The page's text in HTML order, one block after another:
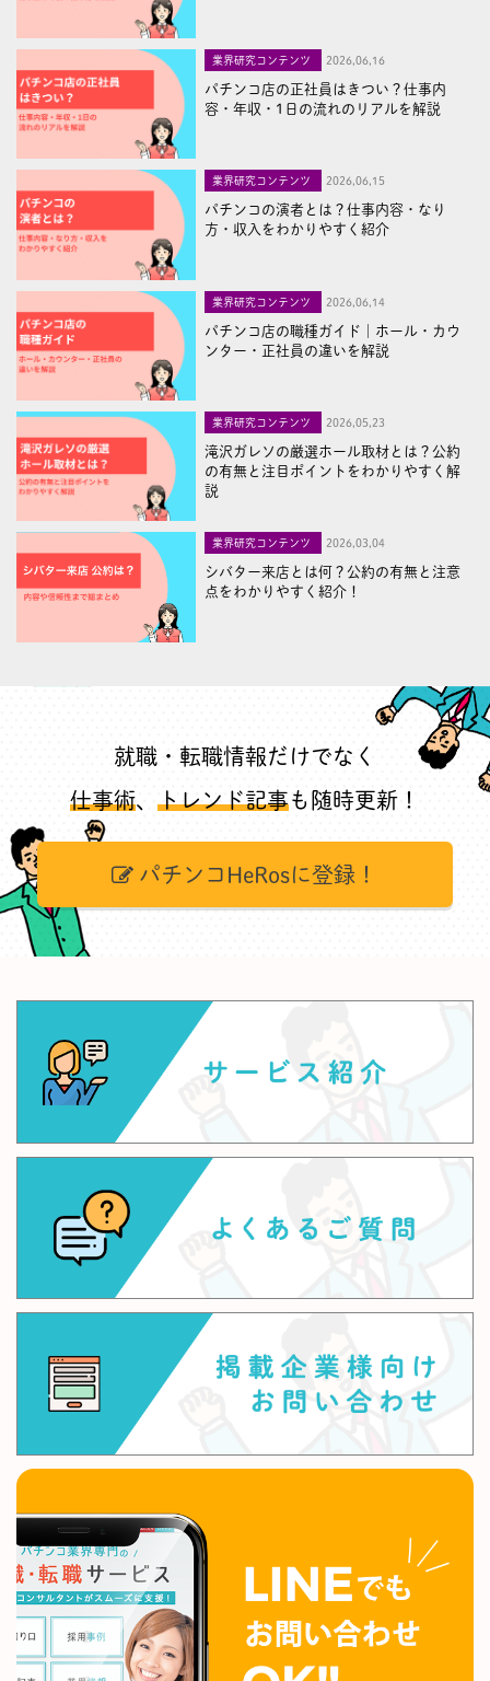
業界研究コンテンツ 2026,06,16
パチンコ店の正社員はきつい？仕事内
容・年収・1日の流れのリアルを解説
業界研究コンテンツ 2026,06,15
パチンコの演者とは？仕事内容・なり
方・収入をわかりやすく紹介
業界研究コンテンツ 2026,06,14
パチンコ店の職種ガイド｜ホール・カウ
ンター・正社員の違いを解説
業界研究コンテンツ 2026,05,23
滝沢ガレソの厳選ホール取材とは？公約
の有無と注目ポイントをわかりやすく解
説
業界研究コンテンツ 2026,03,04
シバター来店とは何？公約の有無と注意
点をわかりやすく紹介！
就職・転職情報だけでなく
仕事術、 トレンド記事も随時更新！
パチンコHeRosに登録！